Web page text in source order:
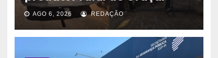
AGO 6, 2026 REDAÇÃO